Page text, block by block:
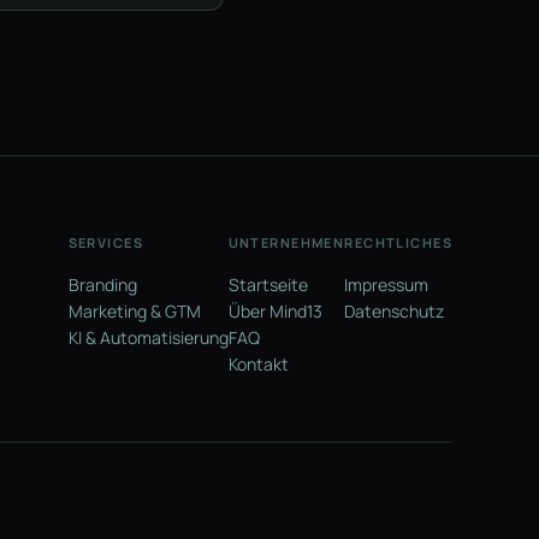
SERVICES
Branding
Marketing & GTM
KI & Automatisierung
UNTERNEHMEN
Startseite
Über Mind13
FAQ
Kontakt
RECHTLICHES
Impressum
Datenschutz